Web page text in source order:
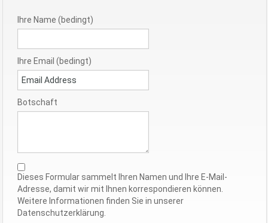
Ihre Name (bedingt)
Ihre Email (bedingt)
Botschaft
Dieses Formular sammelt Ihren Namen und Ihre E-Mail-
Adresse, damit wir mit Ihnen korrespondieren können.
Weitere Informationen finden Sie in unserer
Datenschutzerklärung.